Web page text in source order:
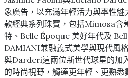
象廣告，以充滿年輕活力與率性
款經典系列珠寶，包括Mimosa
特、Belle Époque 美好年代及
DAMIANI兼融義式美學與現代風
與Darderi這兩位新世代球星的加
的時尚視野，觸達更年輕、更熟